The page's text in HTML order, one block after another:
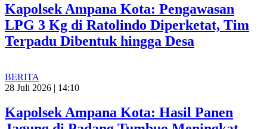
Kapolsek Ampana Kota: Pengawasan
LPG 3 Kg di Ratolindo Diperketat, Tim
Terpadu Dibentuk hingga Desa
BERITA
28 Juli 2026 | 14:10
Kapolsek Ampana Kota: Hasil Panen